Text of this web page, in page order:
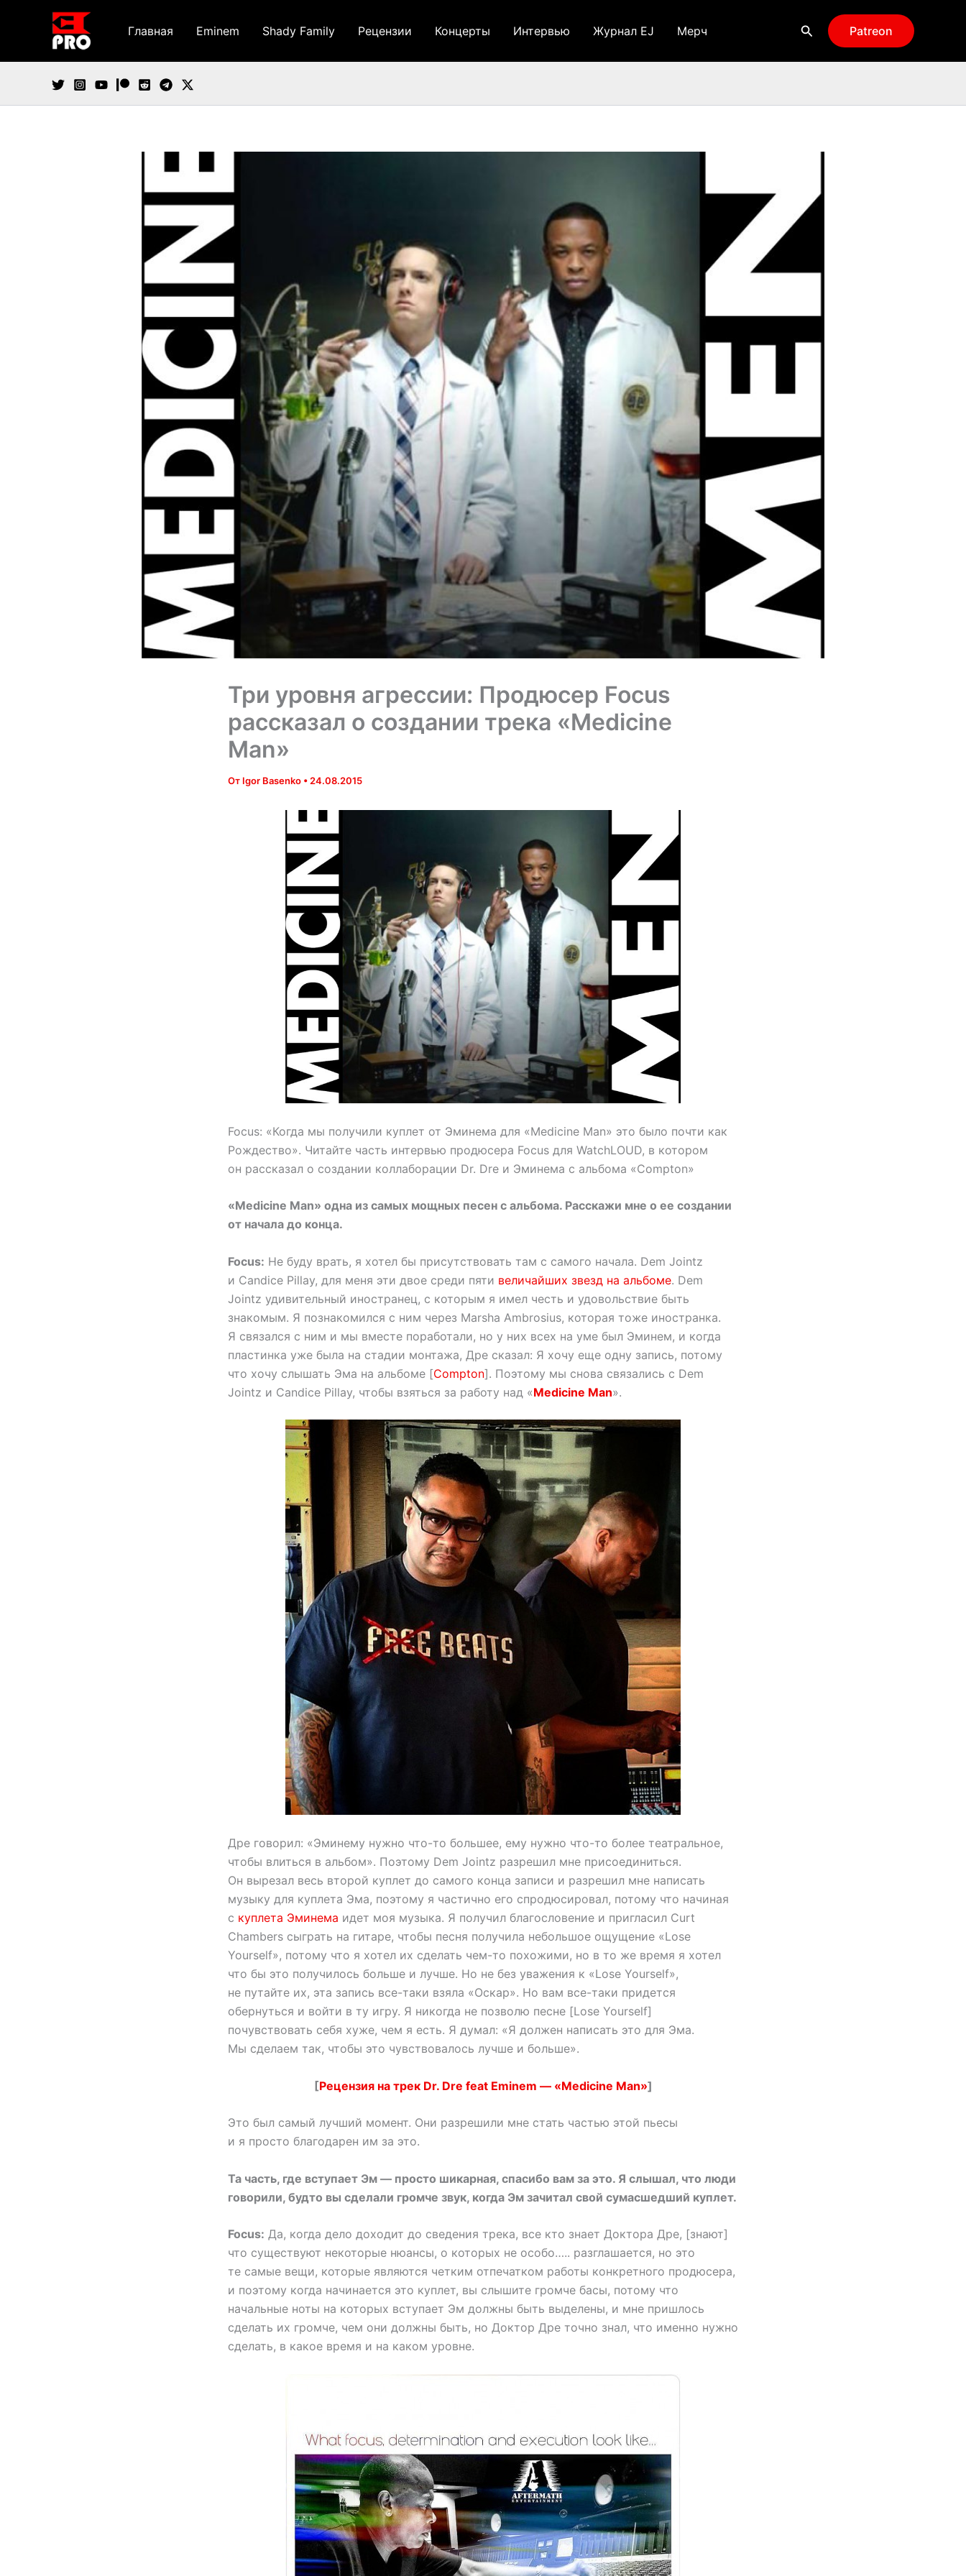
содержимому
Главная Eminem Shady Family Рецензии Концерты Интервью Журнал EJ Мерч Поиск Patreon
Три уровня агрессии: Продюсер Focus
рассказал о создании трека «Medicine
Man»
От Igor Basenko • 24.08.2015
Focus: «Когда мы получили куплет от Эминема для «Medicine Man» это было почти как
Рождество». Читайте часть интервью продюсера Focus для WatchLOUD, в котором
он рассказал о создании коллаборации Dr. Dre и Эминема с альбома «Compton»
«Medicine Man» одна из самых мощных песен с альбома. Расскажи мне о ее создании
от начала до конца.
Focus: Не буду врать, я хотел бы присутствовать там с самого начала. Dem Jointz
и Candice Pillay, для меня эти двое среди пяти величайших звезд на альбоме. Dem
Jointz удивительный иностранец, с которым я имел честь и удовольствие быть
знакомым. Я познакомился с ним через Marsha Ambrosius, которая тоже иностранка.
Я связался с ним и мы вместе поработали, но у них всех на уме был Эминем, и когда
пластинка уже была на стадии монтажа, Дре сказал: Я хочу еще одну запись, потому
что хочу слышать Эма на альбоме [Compton]. Поэтому мы снова связались с Dem
Jointz и Candice Pillay, чтобы взяться за работу над «Medicine Man».
Дре говорил: «Эминему нужно что-то большее, ему нужно что-то более театральное,
чтобы влиться в альбом». Поэтому Dem Jointz разрешил мне присоединиться.
Он вырезал весь второй куплет до самого конца записи и разрешил мне написать
музыку для куплета Эма, поэтому я частично его спродюсировал, потому что начиная
с куплета Эминема идет моя музыка. Я получил благословение и пригласил Curt
Chambers сыграть на гитаре, чтобы песня получила небольшое ощущение «Lose
Yourself», потому что я хотел их сделать чем-то похожими, но в то же время я хотел
что бы это получилось больше и лучше. Но не без уважения к «Lose Yourself»,
не путайте их, эта запись все-таки взяла «Оскар». Но вам все-таки придется
обернуться и войти в ту игру. Я никогда не позволю песне [Lose Yourself]
почувствовать себя хуже, чем я есть. Я думал: «Я должен написать это для Эма.
Мы сделаем так, чтобы это чувствовалось лучше и больше».
[Рецензия на трек Dr. Dre feat Eminem — «Medicine Man»]
Это был самый лучший момент. Они разрешили мне стать частью этой пьесы
и я просто благодарен им за это.
Та часть, где вступает Эм — просто шикарная, спасибо вам за это. Я слышал, что люди
говорили, будто вы сделали громче звук, когда Эм зачитал свой сумасшедший куплет.
Focus: Да, когда дело доходит до сведения трека, все кто знает Доктора Дре, [знают]
что существуют некоторые нюансы, о которых не особо….. разглашается, но это
те самые вещи, которые являются четким отпечатком работы конкретного продюсера,
и поэтому когда начинается это куплет, вы слышите громче басы, потому что
начальные ноты на которых вступает Эм должны быть выделены, и мне пришлось
сделать их громче, чем они должны быть, но Доктор Дре точно знал, что именно нужно
сделать, в какое время и на каком уровне.